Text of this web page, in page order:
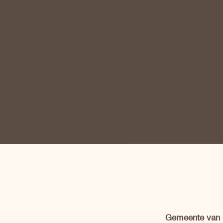
Gemeente